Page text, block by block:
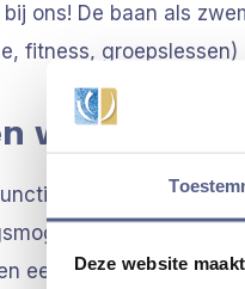
Deze website
ons! De baan als
fitness,
wij jou?
in een sportieve
een team dat altijd